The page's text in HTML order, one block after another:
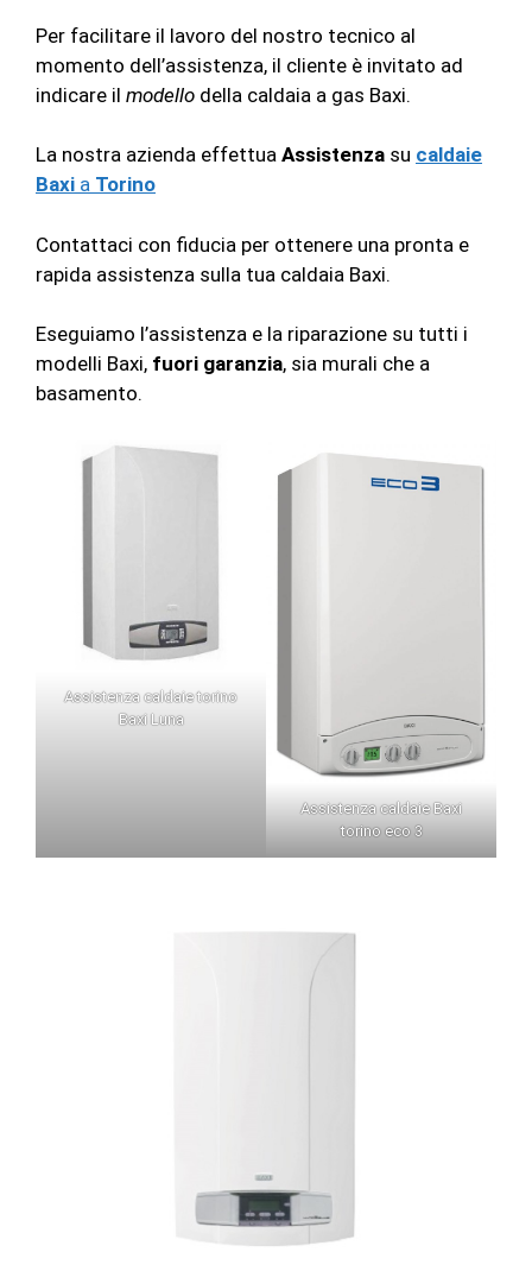
Per facilitare il lavoro del nostro tecnico al
momento dell’assistenza, il cliente è invitato ad
indicare il modello della caldaia a gas Baxi.
La nostra azienda effettua Assistenza su caldaie
Baxi a Torino
Contattaci con fiducia per ottenere una pronta e
rapida assistenza sulla tua caldaia Baxi.
Eseguiamo l’assistenza e la riparazione su tutti i
modelli Baxi, fuori garanzia, sia murali che a
basamento.
Assistenza caldaie torino
Baxi Luna
Assistenza caldaie Baxi
torino eco 3